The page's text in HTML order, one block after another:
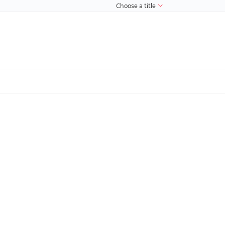
Choose a title